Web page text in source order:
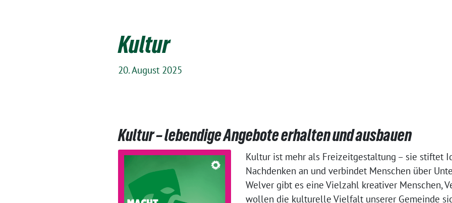
Kultur
20. August 2025
Kultur – lebendige Angebote erhalten und ausbauen
Kultur ist mehr als Freizeitgestaltung – sie stiftet
Nachdenken an und verbindet Menschen über
Welver gibt es eine Vielzahl kreativer Menschen,
wollen die kulturelle Vielfalt unserer Gemeinde